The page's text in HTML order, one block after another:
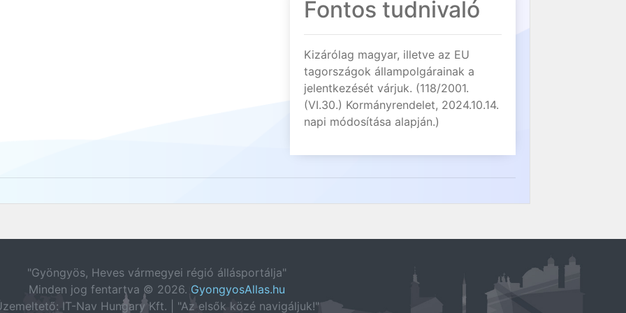
Fontos tudnivaló
Kizárólag magyar, illetve az EU
tagországok állampolgárainak a
jelentkezését várjuk. (118/2001.
(VI.30.) Kormányrendelet, 2024.10.14.
napi módosítása alapján.)
"Gyöngyös, Heves vármegyei régió állásportálja"
Minden jog fentartva © 2026. GyongyosAllas.hu
IT-Nav Hungary Kft. | "Az elsők közé navigáljuk!"